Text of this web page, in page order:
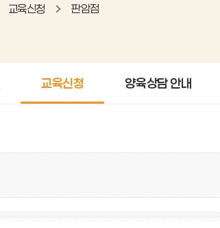
교육신청 판암점
교육신청 양육상담 안내